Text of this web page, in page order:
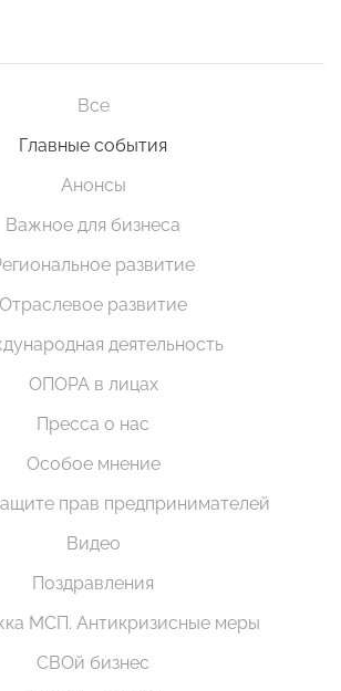
Все
Главные события
Анонсы
Важное для бизнеса
развитие
Отраслевое развитие
деятельность
ОПОРА в лицах
Пресса о нас
Особое мнение
прав предпринимателей
Видео
Поздравления
МСП. Антикризисные меры
СВОй бизнес